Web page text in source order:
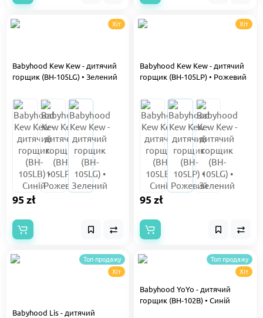
Хіт
Babyhood Kew Kew - дитячий
горщик (BH-105LG) • Зелений
95 zł
Хіт
Babyhood Kew Kew - дитячий
горщик (BH-105LP) • Рожевий
95 zł
Топ продажу
Хіт
Babyhood Lis - дитячий
Топ продажу
Хіт
Babyhood YoYo - дитячий
горщик (BH-102B) • Синій